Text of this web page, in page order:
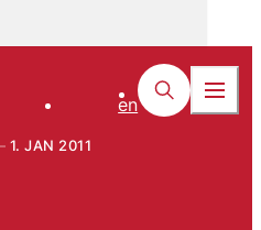
en
1. JAN 2011